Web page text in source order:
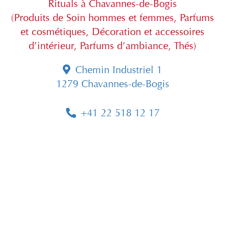
Rituals à Chavannes-de-Bogis
(Produits de Soin hommes et femmes, Parfums
et cosmétiques, Décoration et accessoires
d’intérieur, Parfums d’ambiance, Thés)
Chemin Industriel 1
1279 Chavannes-de-Bogis
+41 22 518 12 17